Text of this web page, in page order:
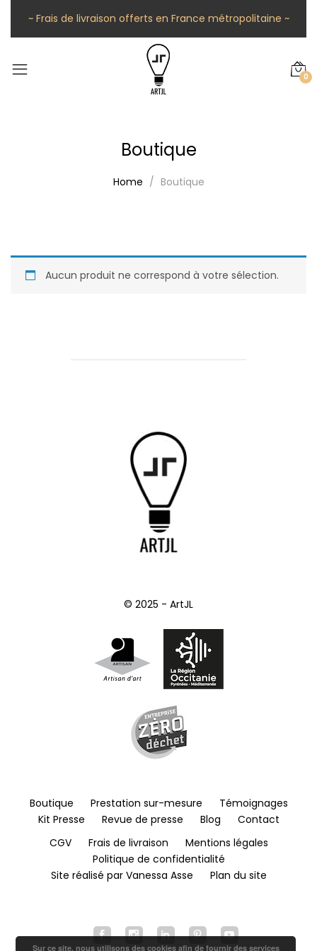
~ Frais de livraison offerts en France métropolitaine ~
0
Boutique
Home Boutique
Aucun produit ne correspond à votre sélection.
© 2025 - ArtJL
Boutique Prestation sur-mesure
Témoignages
Kit Presse
Revue de presse Blog
Contact
CGV
Frais de livraison
Mentions légales
Politique de confidentialité
Site réalisé par Vanessa Asse
Plan du site
Sur ce site, nous utilisons des cookies afin de fournir des services